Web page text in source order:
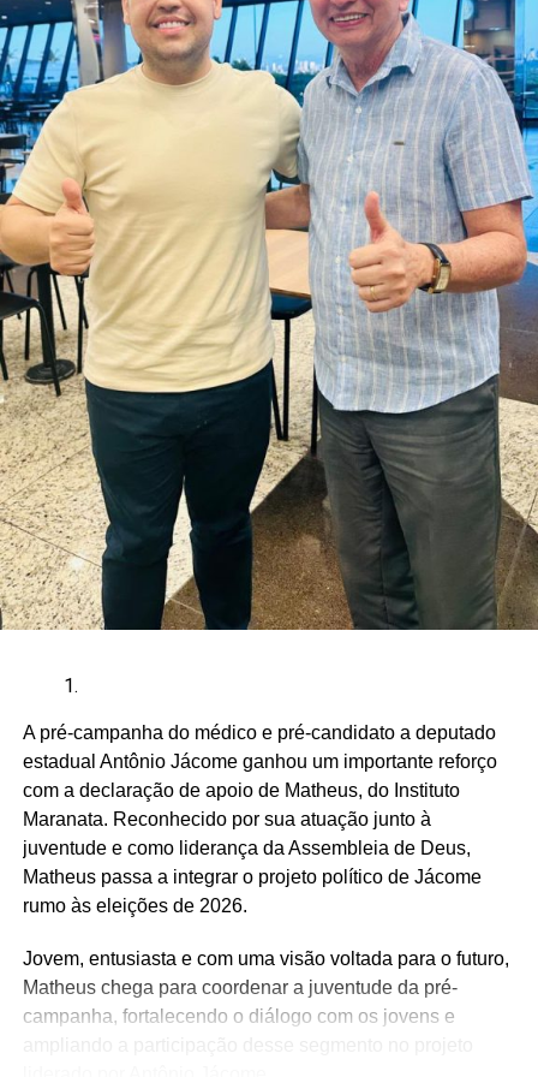
filiados, há pessoas que se candidataram em defesa da
causa, sendo esta uma iniciativa desenvolvida por esse
conjunto de candidatos.
A pré-campanha do médico e pré-candidato a deputado
estadual Antônio Jácome ganhou um importante reforço
com a declaração de apoio de Matheus, do Instituto
Maranata. Reconhecido por sua atuação junto à
juventude e como liderança da Assembleia de Deus,
Matheus passa a integrar o projeto político de Jácome
rumo às eleições de 2026.
Jovem, entusiasta e com uma visão voltada para o futuro,
Matheus chega para coordenar a juventude da pré-
campanha, fortalecendo o diálogo com os jovens e